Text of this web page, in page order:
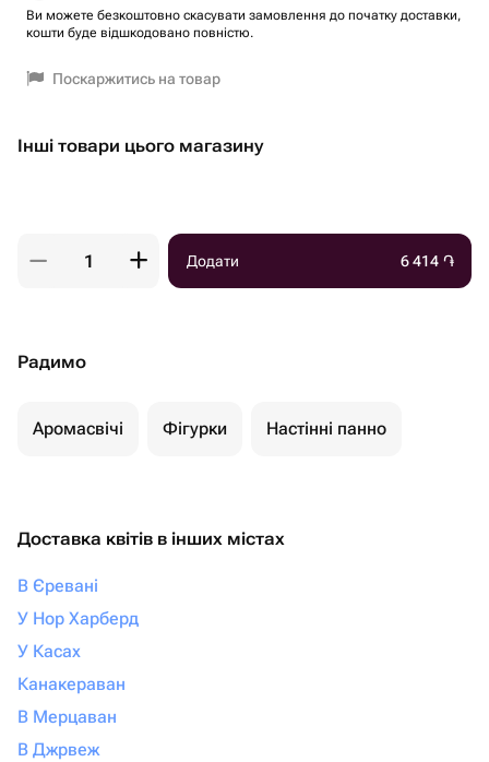
Ви можете безкоштовно скасувати замовлення до початку доставки,
кошти буде відшкодовано повністю.
Поскаржитись на товар
Інші товари цього магазину
Додати 6 414 ֏
Радимо
Аромасвічі Фігурки Настінні панно
Доставка квітів в інших містах
В Єревані
У Нор Харберд
У Касах
Канакераван
В Мерцаван
В Джрвеж